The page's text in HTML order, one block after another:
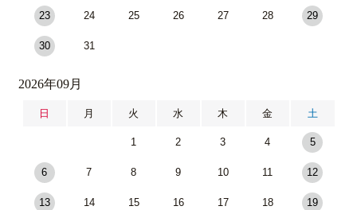
23 24 25 26 27 28 29
30 31
2026年09月
日 月 火 水 木 金 土
1 2 3 4 5
6 7 8 9 10 11 12
13 14 15 16 17 18 19